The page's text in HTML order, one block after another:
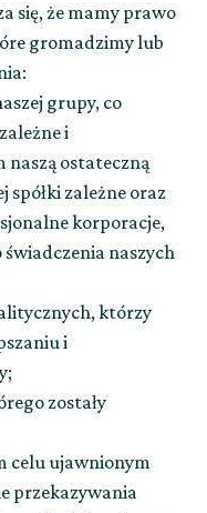
się, że mamy prawo
gromadzimy lub
grupy, co
i
naszą ostateczną
spółki zależne oraz
korporacje,
naszych
którzy
i
zostały
celu ujawnionym
przekazywania